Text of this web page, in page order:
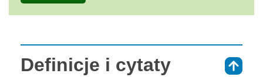
Definicje i cytaty